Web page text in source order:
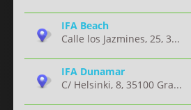
IFA Beach
Calle los Jazmines, 25, 3...
IFA Dunamar
C/ Helsinki, 8, 35100 Gra...